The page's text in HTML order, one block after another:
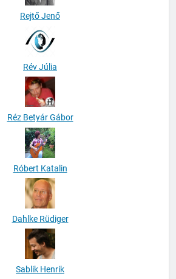
Rejtő Jenő
Rév Júlia
Réz Betyár Gábor
Róbert Katalin
Dahlke Rüdiger
Sablik Henrik